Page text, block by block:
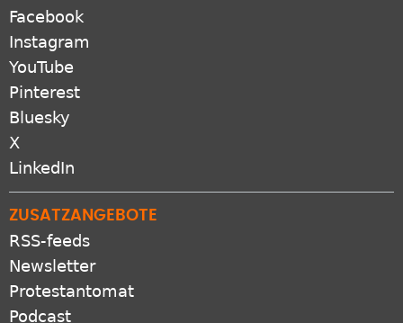
SOZIALE NETZWERKE
Facebook
Instagram
YouTube
Pinterest
Bluesky
X
ZUSATZANGEBOTE
RSS-feeds
Newsletter
Protestantomat